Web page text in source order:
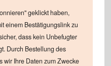
geklickt haben,
einem Bestätigungslink zu
dass kein Unbefugter
Durch Bestellung des
wir Ihre Daten zum Zwecke